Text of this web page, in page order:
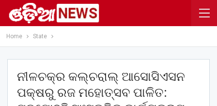
Home State
ନୀଳଚକ୍ର କଲ୍‌ଚରାଲ୍ ଆସୋସିଏସନ
ପକ୍ଷରୁ ରଜ ମହୋତ୍ସବ ପାଳିତ: